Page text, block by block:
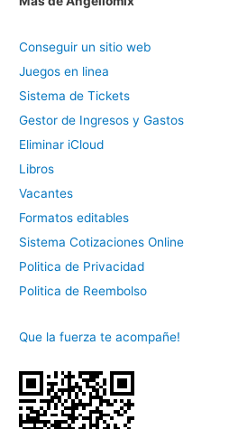
Conseguir un sitio web
Juegos en linea
Sistema de Tickets
Gestor de Ingresos y Gastos
Eliminar iCloud
Libros
Vacantes
Formatos editables
Sistema Cotizaciones Online
Politica de Privacidad
Politica de Reembolso
Que la fuerza te acompañe!